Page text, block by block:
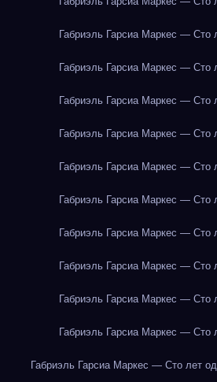
Габриэль Гарсиа Маркес — Сто
Габриэль Гарсиа Маркес — Сто
Габриэль Гарсиа Маркес — Сто
Габриэль Гарсиа Маркес — Сто
Габриэль Гарсиа Маркес — Сто
Габриэль Гарсиа Маркес — Сто
Габриэль Гарсиа Маркес — Сто
Габриэль Гарсиа Маркес — Сто
Габриэль Гарсиа Маркес — Сто
Габриэль Гарсиа Маркес — Сто
Габриэль Гарсиа Маркес — Сто лет